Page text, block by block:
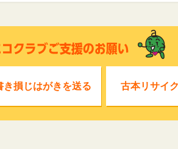
き損じはがきを送る 古本リサイ